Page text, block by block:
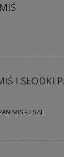
I SŁODKI
MIŚ - 2 SZT.